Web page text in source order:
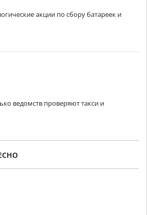
акции по сбору батареек и
ведомств проверяют такси и